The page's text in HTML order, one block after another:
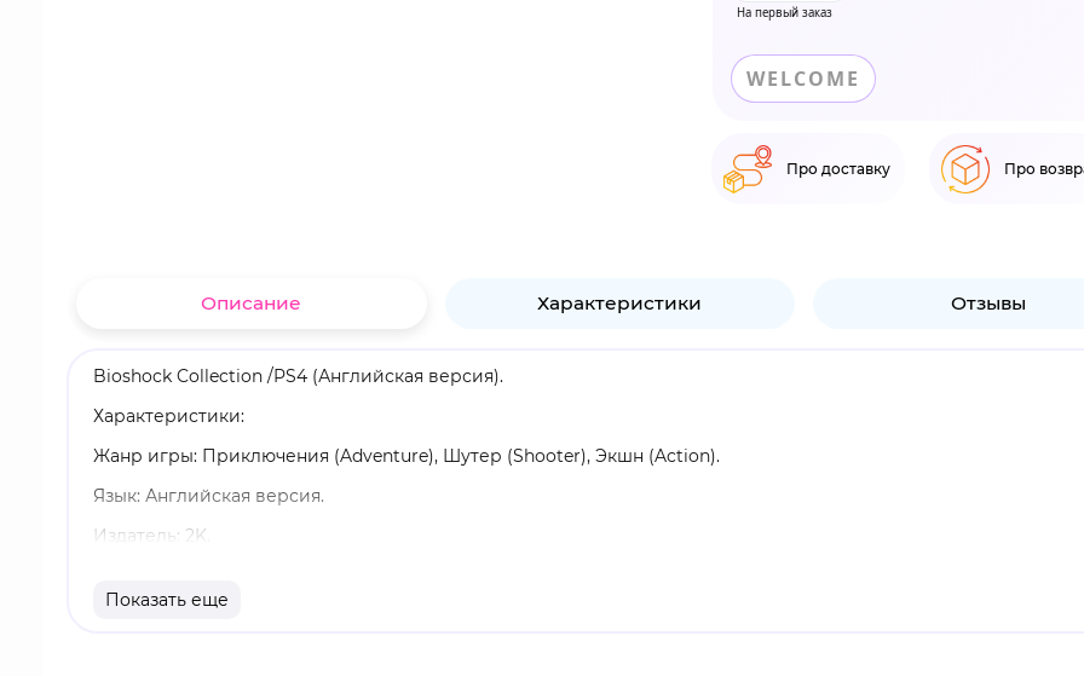
На первый заказ
WELCOME
Про доставку Про
Описание Характеристики Отзывы
Bioshock Collection /PS4 (Английская версия).
Характеристики:
Жанр игры: Приключения (Adventure), Шутер (Shooter), Экшн (Action).
Язык: Английская версия.
Издатель: 2K.
Издание: Стандартное.
Показать еще